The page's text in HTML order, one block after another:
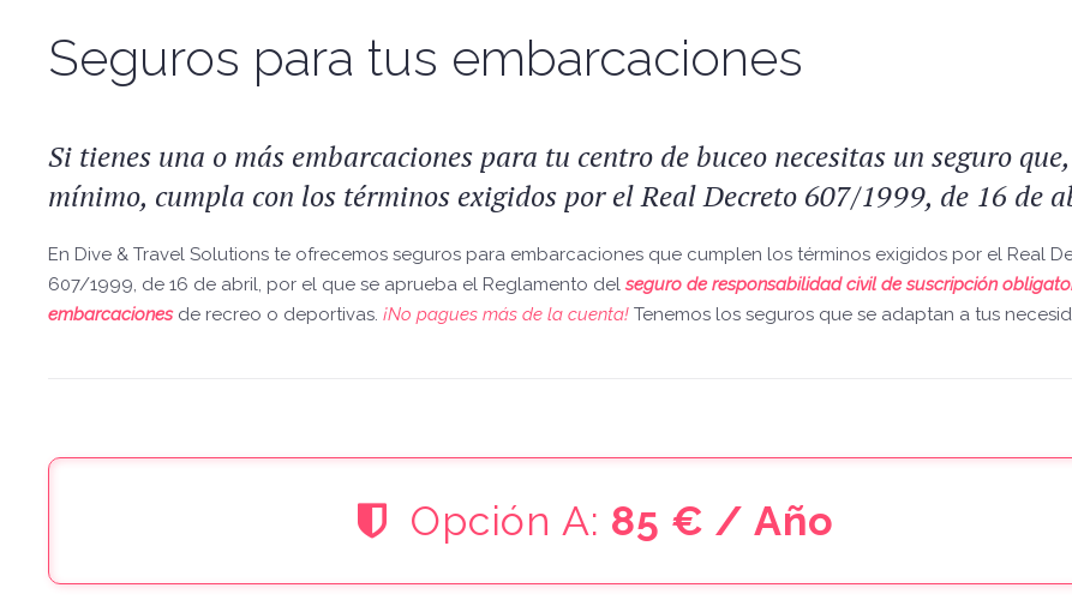
Seguros para tus embarcaciones
Si tienes una o más embarcaciones para tu centro de buceo necesitas un seguro
mínimo, cumpla con los términos exigidos por el Real Decreto 607/1999, de 16 de
En Dive & Travel Solutions te ofrecemos seguros para embarcaciones que cumplen los términos exigidos por el Real
607/1999, de 16 de abril, por el que se aprueba el Reglamento delseguro de responsabilidad civil de suscripción
embarcacionesde recreo o deportivas. ¡No pagues más de la cuenta! Tenemos los seguros que se adaptan a tus
Opción A: 85 € / Año